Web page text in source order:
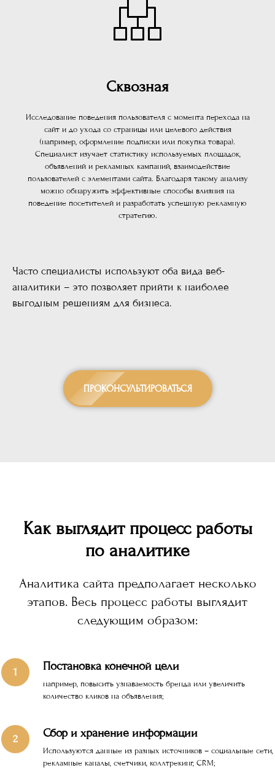
Сквозная
Исследование поведения пользователя с момента перехода на
сайт и до ухода со страницы или целевого действия
(например, оформление подписки или покупка товара).
Специалист изучает статистику используемых площадок,
объявлений и рекламных кампаний, взаимодействие
пользователей с элементами сайта. Благодаря такому анализу
можно обнаружить эффективные способы влияния на
поведение посетителей и разработать успешную рекламную
стратегию.
Часто специалисты используют оба вида веб-
аналитики – это позволяет прийти к наиболее
выгодным решениям для бизнеса.
ПРОКОНСУЛЬТИРОВАТЬСЯ
Как выглядит процесс работы
по аналитике
Аналитика сайта предполагает несколько
этапов. Весь процесс работы выглядит
следующим образом:
Постановка конечной цели
например, повысить узнаваемость бренда или увеличить
количество кликов на объявления;
Сбор и хранение информации
Используются данные из разных источников – социальные сети,
рекламные каналы, счетчики, коллтрекинг, CRM;